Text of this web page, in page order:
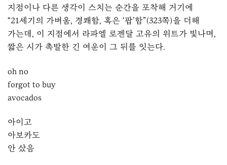
지점이나 다른 생각이 스치는 순간을 포착해 거기에
“21세기의 가벼움, 경쾌함, 혹은 ‘팝’함”(323쪽)을 더해
가는데, 이 지점에서 라파엘 로젠달 고유의 위트가 빛나며,
짧은 시가 촉발한 긴 여운이 그 뒤를 잇는다.
oh no
forgot to buy
avocados
아이고
아보카도
안 샀음